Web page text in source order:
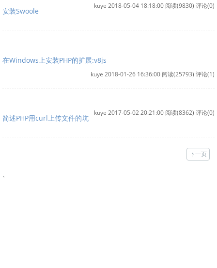
安装Swoole
kuye 2018-05-04 18:18:00 阅读(9830) 评论(0)
在Windows上安装PHP的扩展:v8js
kuye 2018-01-26 16:36:00 阅读(25793) 评论(1)
简述PHP用curl上传文件的坑
kuye 2017-05-02 20:21:00 阅读(8362) 评论(0)
下一页
、